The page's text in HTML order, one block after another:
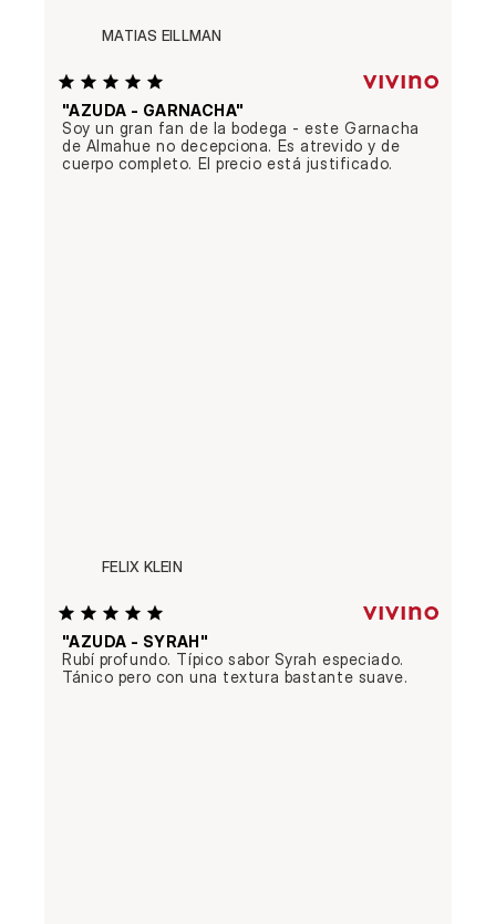
MATIAS EILLMAN
"AZUDA - GARNACHA"
Soy un gran fan de la bodega - este Garnacha
de Almahue no decepciona. Es atrevido y de
cuerpo completo. El precio está justificado.
FELIX KLEIN
"AZUDA - SYRAH"
Rubí profundo. Típico sabor Syrah especiado.
Tánico pero con una textura bastante suave.